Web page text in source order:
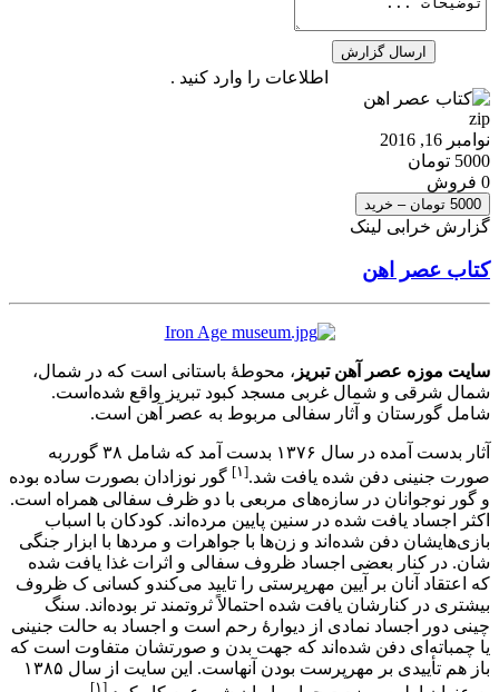
اطلاعات را وارد کنید .
zip
نوامبر 16, 2016
5000 تومان
0 فروش
5000 تومان – خرید
گزارش خرابی لینک
کتاب عصر اهن
سایت موزه عصر آهن تبریز ، محوطهٔ باستانی است که در شمال،
شمال شرقی و شمال غربی مسجد کبود تبریز واقع شده‌است.
شامل گورستان و آثار سفالی مربوط به عصر آهن است.
آثار بدست آمده در سال ۱۳۷۶ بدست آمد که شامل ۳۸ گورربه
صورت جنینی دفن شده یافت شد.[۱]
گور نوزادان بصورت ساده بوده
و گور نوجوانان در سازه‌های مربعی با دو ظرف سفالی همراه است.
اکثر اجساد یافت شده در سنین پایین مرده‌اند. کودکان با اسباب
بازی‌هایشان دفن شده‌اند و زن‌ها با جواهرات و مردها با ابزار جنگی
شان. در کنار بعضی اجساد ظروف سفالی و اثرات غذا یافت شده
که اعتقاد آنان بر آیین مهرپرستی را تایید می‌کندو کسانی ک ظروف
بیشتری در کنارشان یافت شده احتمالاً ثروتمند تر بوده‌اند. سنگ
چینی دور اجساد نمادی از دیوارهٔ رحم است و اجساد به حالت جنینی
یا چمباته‌ای دفن شده‌اند که جهت بدن و صورتشان متفاوت است که
باز هم تأییدی بر مهرپرست بودن آنهاست. این سایت از سال ۱۳۸۵
[۱]